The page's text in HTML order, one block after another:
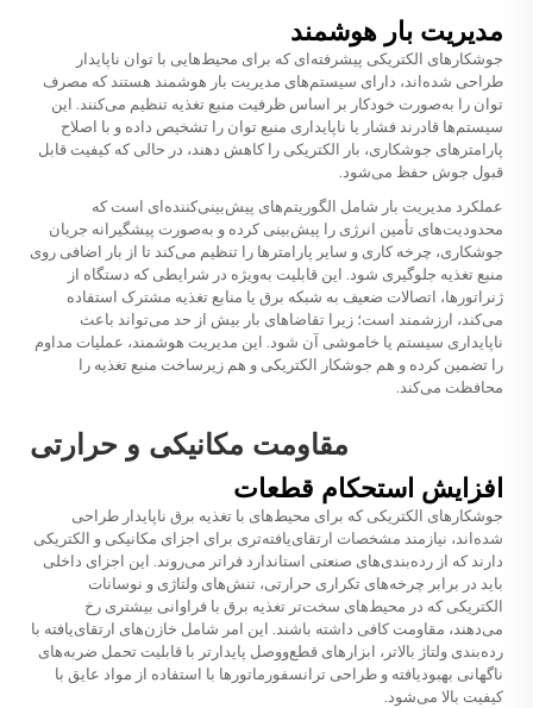
مدیریت بار هوشمند
جوشکارهای الکتریکی پیشرفته‌ای که برای محیط‌هایی با توان ناپایدار
طراحی شده‌اند، دارای سیستم‌های مدیریت بار هوشمند هستند که مصرف
توان را به‌صورت خودکار بر اساس ظرفیت منبع تغذیه تنظیم می‌کنند. این
سیستم‌ها قادرند فشار یا ناپایداری منبع توان را تشخیص داده و با اصلاح
پارامترهای جوشکاری، بار الکتریکی را کاهش دهند، در حالی که کیفیت قابل
قبول جوش حفظ می‌شود.
عملکرد مدیریت بار شامل الگوریتم‌های پیش‌بینی‌کننده‌ای است که
محدودیت‌های تأمین انرژی را پیش‌بینی کرده و به‌صورت پیشگیرانه جریان
جوشکاری، چرخه کاری و سایر پارامترها را تنظیم می‌کند تا از بار اضافی روی
منبع تغذیه جلوگیری شود. این قابلیت به‌ویژه در شرایطی که دستگاه از
ژنراتورها، اتصالات ضعیف به شبکه برق یا منابع تغذیه مشترک استفاده
می‌کند، ارزشمند است؛ زیرا تقاضاهای بار بیش از حد می‌تواند باعث
ناپایداری سیستم یا خاموشی آن شود. این مدیریت هوشمند، عملیات مداوم
را تضمین کرده و هم جوشکار الکتریکی و هم زیرساخت منبع تغذیه را
محافظت می‌کند.
مقاومت مکانیکی و حرارتی
افزایش استحکام قطعات
جوشکارهای الکتریکی که برای محیط‌های با تغذیه برق ناپایدار طراحی
شده‌اند، نیازمند مشخصات ارتقای‌یافته‌تری برای اجزای مکانیکی و الکتریکی
دارند که از رده‌بندی‌های صنعتی استاندارد فراتر می‌روند. این اجزای داخلی
باید در برابر چرخه‌های تکراری حرارتی، تنش‌های ولتاژی و نوسانات
الکتریکی که در محیط‌های سخت‌تر تغذیه برق با فراوانی بیشتری رخ
می‌دهند، مقاومت کافی داشته باشند. این امر شامل خازن‌های ارتقای‌یافته با
رده‌بندی ولتاژ بالاتر، ابزارهای قطع‌ووصل پایدارتر با قابلیت تحمل ضربه‌های
ناگهانی بهبودیافته و طراحی ترانسفورماتورها با استفاده از مواد عایق با
کیفیت بالا می‌شود.